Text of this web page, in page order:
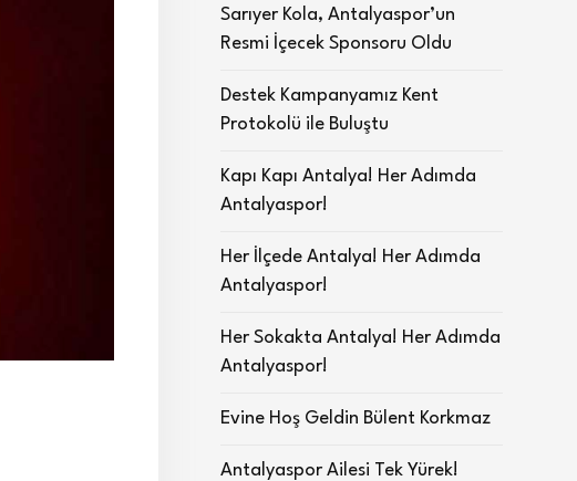
Sarıyer Kola, Antalyaspor’un
Resmi İçecek Sponsoru Oldu
Destek Kampanyamız Kent
Protokolü ile Buluştu
Kapı Kapı Antalya! Her Adımda
Antalyaspor!
Her İlçede Antalya! Her Adımda
Antalyaspor!
Her Sokakta Antalya! Her Adımda
Antalyaspor!
Evine Hoş Geldin Bülent Korkmaz
Antalyaspor Ailesi Tek Yürek!